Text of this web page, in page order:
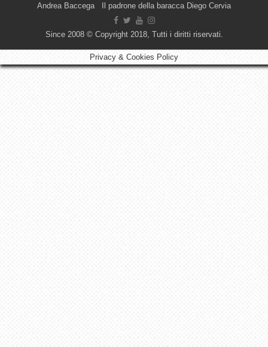
Andrea Baccega Il padrone della baracca Diego Cervia
Since 2008 © Copyright 2018, Tutti i diritti riservati.
Privacy & Cookies Policy